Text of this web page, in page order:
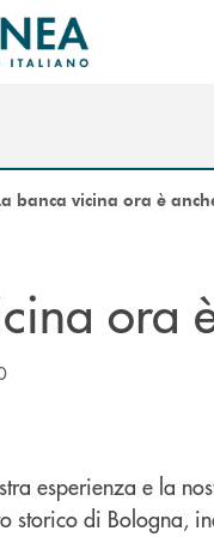
banca vicina ora è
ora
esperienza e la
storico di Bologna,